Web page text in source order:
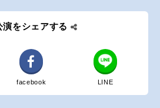
演をシェアする
facebook LINE